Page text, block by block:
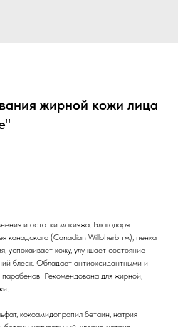
жирной кожи лица
и остатки макияжа. Благодаря
канадского (Canadian Willoherb тм), пенка
успокаивает кожу, улучшает состояние
блеск. Обладает антиоксидантными и
Рекомендована для жирной,
кокоамидопропил бетаин, натрия